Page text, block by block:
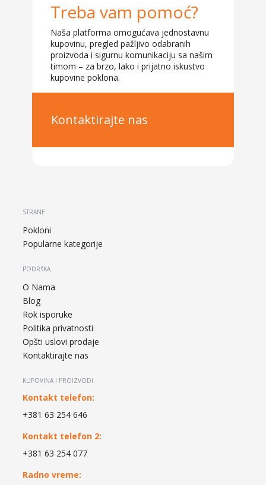
Treba vam pomoć?
Naša platforma omogućava jednostavnu
kupovinu, pregled pažljivo odabranih
proizvoda i sigurnu komunikaciju sa našim
timom – za brzo, lako i prijatno iskustvo
kupovine poklona.
Kontaktirajte nas
STRANE
Pokloni
Popularne kategorije
PODRŠKA
O Nama
Blog
Rok isporuke
Politika privatnosti
Opšti uslovi prodaje
Kontaktirajte nas
KUPOVINA I PROIZVODI
Kontakt telefon:
+381 63 254 646
Kontakt telefon 2:
+381 63 254 077
Radno vreme: